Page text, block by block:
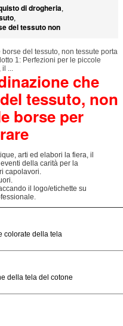
di drogheria,
,
del tessuto non
del tessuto, non tessute porta
1: Perfezioni per le piccole
il ...
che
tessuto, non
borse per
arti ed elabori la fiera, il
della carità per la
capolavori.
il logo/etichette su
colorate della tela
della tela del cotone